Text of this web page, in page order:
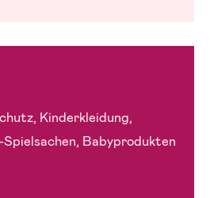
Kinderkleidung,
Babyprodukten